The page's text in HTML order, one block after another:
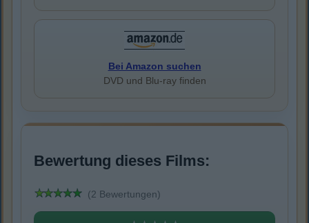
Bei Amazon suchen
DVD und Blu-ray finden
Bewertung dieses Films:
(2 Bewertungen)